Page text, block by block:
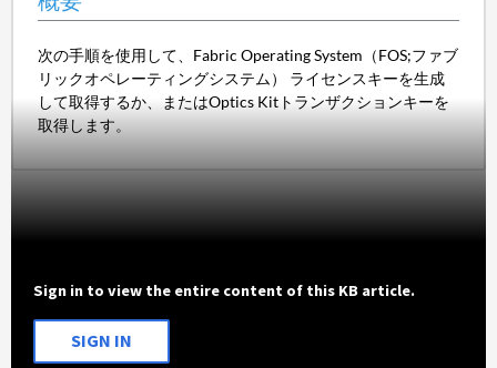
次の手順を使用して、Fabric Operating System（FOS;ファブ
リックオペレーティングシステム） ライセンスキーを生成
して取得するか、またはOptics Kitトランザクションキーを
取得します。
Sign in to view the entire content of this KB article.
SIGN IN